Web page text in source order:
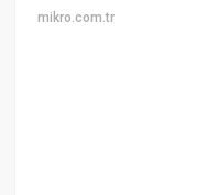
mikro.com.tr